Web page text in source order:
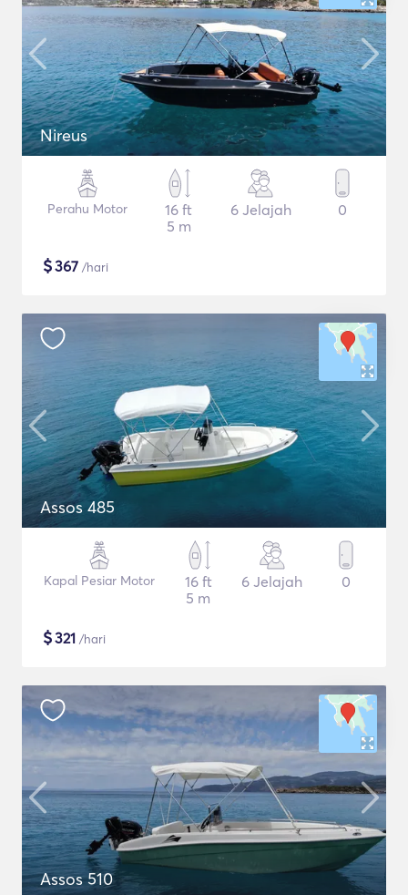
Nireus
Perahu Motor
16 ft
5 m
6 Jelajah 0
$367 /hari
Assos 485
Kapal Pesiar Motor
16 ft
5 m
6 Jelajah 0
$321 /hari
Assos 510